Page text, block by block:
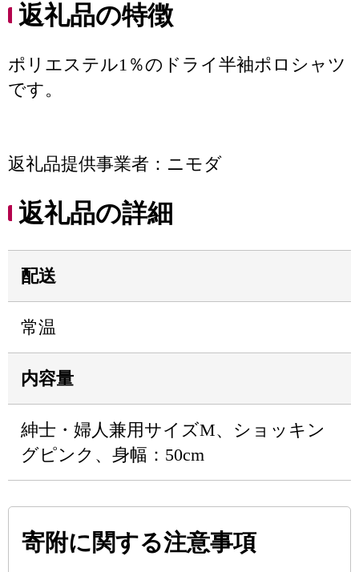
返礼品の特徴
ポリエステル1％のドライ半袖ポロシャツ
です。
返礼品提供事業者：ニモダ
返礼品の詳細
配送
常温
内容量
紳士・婦人兼用サイズM、ショッキン
グピンク、身幅：50cm
寄附に関する注意事項